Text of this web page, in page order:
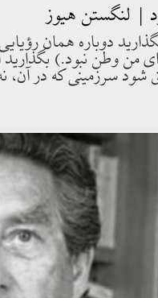
| لنگستن هیوز
دوباره همان
من وطن نبود.)
سرزمينى كه در آن،